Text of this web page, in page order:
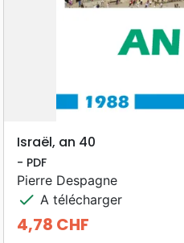
Israël, an 40
- PDF
Pierre Despagne
check A télécharger
Prix
4,78 CHF